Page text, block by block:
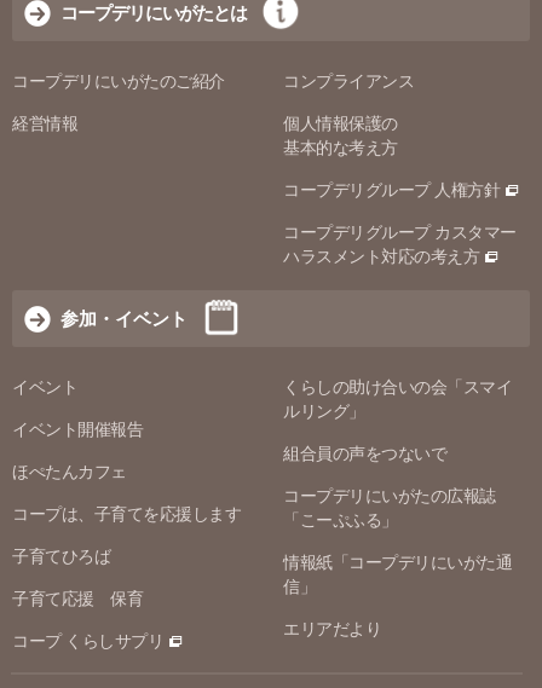
コープデリにいがたとは
コープデリにいがたのご紹介
経営情報
コンプライアンス
個人情報保護の
基本的な考え方
コープデリグループ 人権方針
コープデリグループ カスタマー
ハラスメント対応の考え方
参加・イベント
イベント
イベント開催報告
ほぺたんカフェ
コープは、子育てを応援します
子育てひろば
子育て応援 保育
コープ くらしサプリ
くらしの助け合いの会「スマイ
ルリング」
組合員の声をつないで
コープデリにいがたの広報誌
「こーぷふる」
情報紙「コープデリにいがた通
信」
エリアだより